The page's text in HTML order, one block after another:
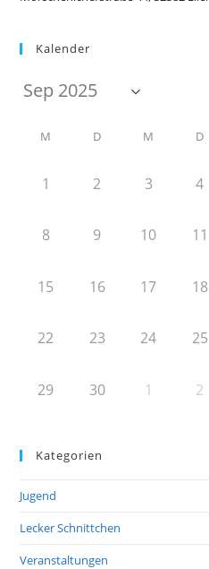
Kalender
M D M D
1 2 3 4
8 9 10 11
15 16 17 18
22 23 24 25
29 30 1 2
Kategorien
Jugend
Lecker Schnittchen
Veranstaltungen